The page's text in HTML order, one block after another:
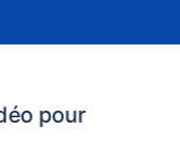
pour